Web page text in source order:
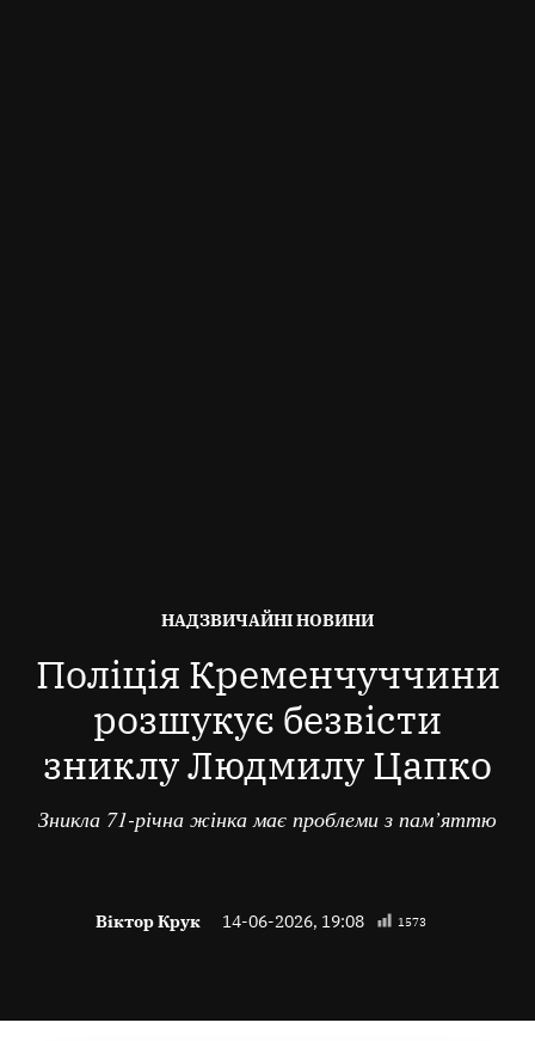
ОПУБЛІКОВАНО
НАДЗВИЧАЙНІ НОВИНИ
Поліція Кременчуччини
розшукує безвісти
зниклу Людмилу Цапко
Зникла 71-річна жінка має проблеми з пам’яттю
Віктор Крук 14-06-2026, 19:08 1573